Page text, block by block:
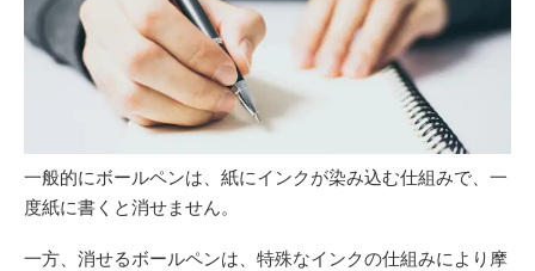
一般的にボールペンは、紙にインクが染み込む仕組みで、一
度紙に書くと消せません。
一方、消せるボールペンは、特殊なインクの仕組みにより摩